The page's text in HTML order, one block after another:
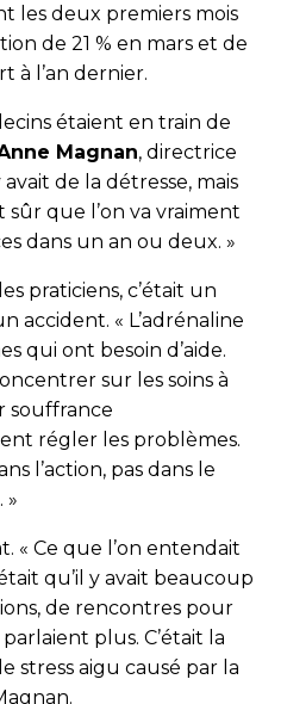
les deux premiers mois
de 21 % en mars et de
à l’an dernier.
étaient en train de
Magnan, directrice
de la détresse, mais
sûr que l’on va vraiment
dans un an ou deux. »
praticiens, c’était un
accident. « L’adrénaline
qui ont besoin d’aide.
sur les soins à
souffrance
régler les problèmes.
l’action, pas dans le
»
« Ce que l’on entendait
qu’il y avait beaucoup
de rencontres pour
parlaient plus. C’était la
stress aigu causé par la